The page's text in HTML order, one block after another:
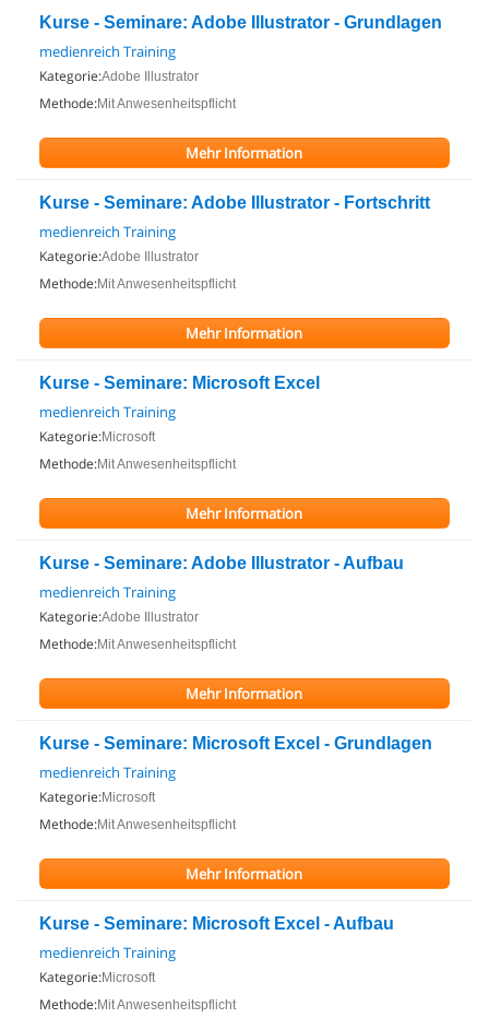
Kurse - Seminare: Adobe Illustrator - Grundlagen
medienreich Training
Kategorie:Adobe Illustrator
Methode:Mit Anwesenheitspflicht
Mehr Information
Kurse - Seminare: Adobe Illustrator - Fortschritt
medienreich Training
Kategorie:Adobe Illustrator
Methode:Mit Anwesenheitspflicht
Mehr Information
Kurse - Seminare: Microsoft Excel
medienreich Training
Kategorie:Microsoft
Methode:Mit Anwesenheitspflicht
Mehr Information
Kurse - Seminare: Adobe Illustrator - Aufbau
medienreich Training
Kategorie:Adobe Illustrator
Methode:Mit Anwesenheitspflicht
Mehr Information
Kurse - Seminare: Microsoft Excel - Grundlagen
medienreich Training
Kategorie:Microsoft
Methode:Mit Anwesenheitspflicht
Mehr Information
Kurse - Seminare: Microsoft Excel - Aufbau
medienreich Training
Kategorie:Microsoft
Methode:Mit Anwesenheitspflicht